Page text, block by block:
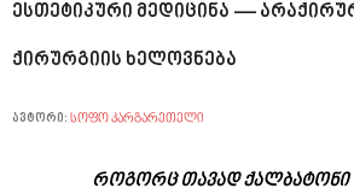
ესთეტიკური მედიცინა —
ქირურგიის ხელოვნება
ავტორი: ᲡᲝᲤᲝ ᲙᲐᲠᲒᲐᲠᲔᲗᲔᲚᲘ
როგორც თავად ქალბატონი